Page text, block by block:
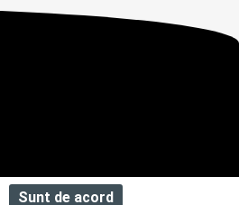
Sunt de acord